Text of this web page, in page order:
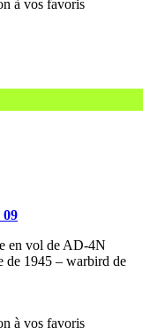
09
en vol de AD-4N
de 1945 – warbird de